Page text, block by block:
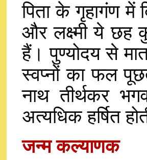
पिता के गृहागंण में
और लक्ष्मी ये छह
हैं। पुण्योदय से
स्वप्नों का फल
नाथ तीर्थकर
अत्यधिक हर्षित
जन्म कल्याणक